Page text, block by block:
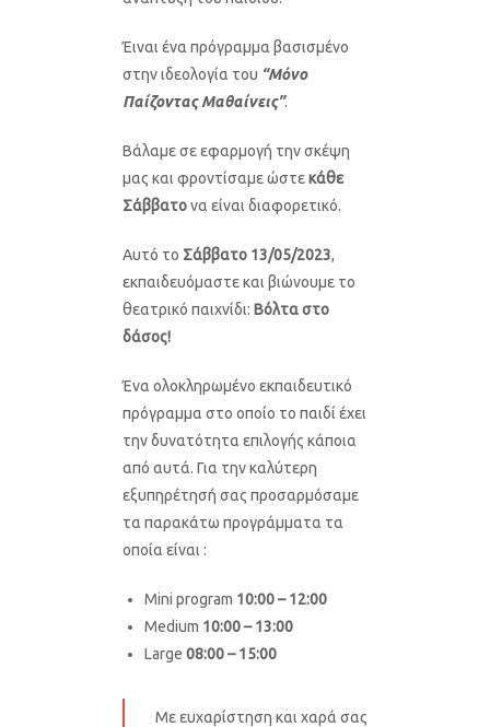
Έιναι ένα πρόγραμμα βασισμένο
στην ιδεολογία του “Μόνο
Παίζοντας Μαθαίνεις”.
Βάλαμε σε εφαρμογή την σκέψη
μας και φροντίσαμε ώστεκάθε
Σάββατονα είναι διαφορετικό.
Αυτό το Σάββατο 13/05/2023,
εκπαιδευόμαστε και βιώνουμε το
θεατρικό παιχνίδι: Βόλτα στο
δάσος!
Ένα ολοκληρωμένο εκπαιδευτικό
πρόγραμμα στο οποίο το παιδί έχει
την δυνατότητα επιλογής κάποια
από αυτά. Για την καλύτερη
εξυπηρέτησή σας προσαρμόσαμε
τα παρακάτω προγράμματα τα
οποία είναι :
Mini program 10:00 – 12:00
Medium 10:00 – 13:00
Large 08:00 – 15:00
Με ευχαρίστηση και χαρά σας